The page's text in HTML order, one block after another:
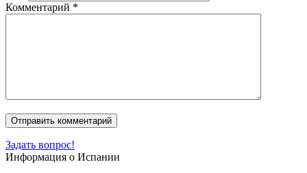
Комментарий *
Задать вопрос!
Информация о Испании